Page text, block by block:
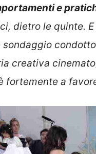
e
dietro le quinte.
sondaggio
creativa
fortemente a